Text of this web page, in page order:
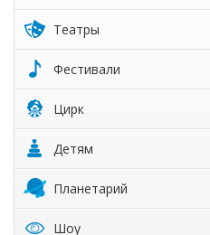
Театры
Фестивали
Цирк
Детям
Планетарий
Шоу